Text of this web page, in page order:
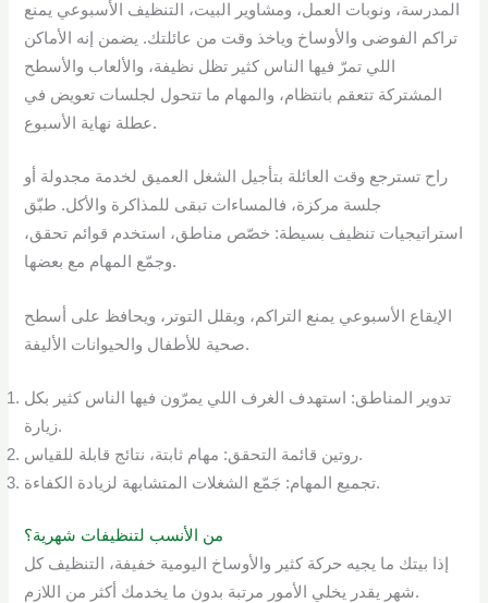
المدرسة، ونوبات العمل، ومشاوير البيت، التنظيف الأسبوعي يمنع
تراكم الفوضى والأوساخ وياخذ وقت من عائلتك. يضمن إنه الأماكن
اللي تمرّ فيها الناس كثير تظل نظيفة، والألعاب والأسطح
المشتركة تتعقم بانتظام، والمهام ما تتحول لجلسات تعويض في
عطلة نهاية الأسبوع.
راح تسترجع وقت العائلة بتأجيل الشغل العميق لخدمة مجدولة أو
جلسة مركزة، فالمساءات تبقى للمذاكرة والأكل. طبّق
استراتيجيات تنظيف بسيطة: خصّص مناطق، استخدم قوائم تحقق،
وجمّع المهام مع بعضها.
الإيقاع الأسبوعي يمنع التراكم، ويقلل التوتر، ويحافظ على أسطح
صحية للأطفال والحيوانات الأليفة.
تدوير المناطق: استهدف الغرف اللي يمرّون فيها الناس كثير بكل
زيارة.
روتين قائمة التحقق: مهام ثابتة، نتائج قابلة للقياس.
تجميع المهام: جَمّع الشغلات المتشابهة لزيادة الكفاءة.
من الأنسب لتنظيفات شهرية؟
إذا بيتك ما يجيه حركة كثير والأوساخ اليومية خفيفة، التنظيف كل
شهر يقدر يخلي الأمور مرتبة بدون ما يخدمك أكثر من اللازم.